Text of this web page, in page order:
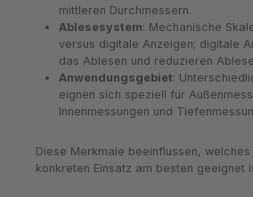
mittleren Durchmessern.
Ablesesystem: Mechanische
versus digitale Anzeigen; digitale
das Ablesen und reduzieren
Anwendungsgebiet:
eignen sich speziell für
Innenmessungen und
Diese Merkmale beeinflussen,
konkreten Einsatz am besten geeignet